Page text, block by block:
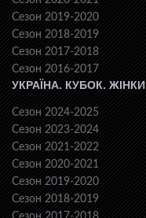
Сезон 2019-2020
Сезон 2018-2019
Сезон 2017-2018
Сезон 2016-2017
УКРАЇНА. КУБОК. ЖІНКИ
Сезон 2024-2025
Сезон 2023-2024
Сезон 2021-2022
Сезон 2020-2021
Сезон 2019-2020
Сезон 2018-2019